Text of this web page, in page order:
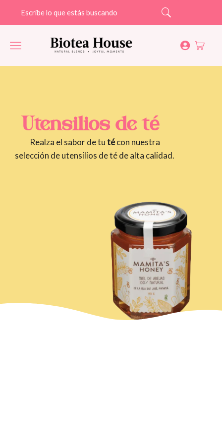
Utensilios de té
Realza el sabor de tuté con nuestra
selección de utensilios de té de alta calidad.